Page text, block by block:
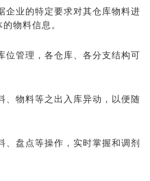
业的特定要求对其仓库物料进
物料信息。
管理，各仓库、各分支结构可
物料等之出入库异动，以便随
盘点等操作，实时掌握和调剂